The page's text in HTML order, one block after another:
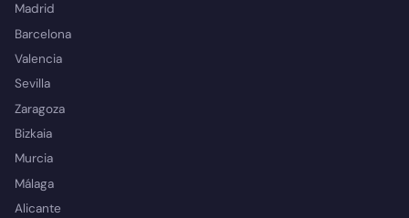
Madrid
Barcelona
Valencia
Sevilla
Zaragoza
Bizkaia
Murcia
Málaga
Alicante